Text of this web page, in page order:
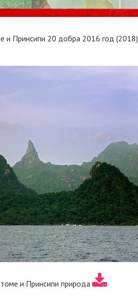
и Принсипи 20 добра 2016 год (2018)
и Принсипи природа